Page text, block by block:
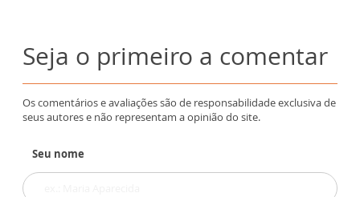
Seja o primeiro a comentar
Os comentários e avaliações são de responsabilidade exclusiva de
seus autores e não representam a opinião do site.
Seu nome